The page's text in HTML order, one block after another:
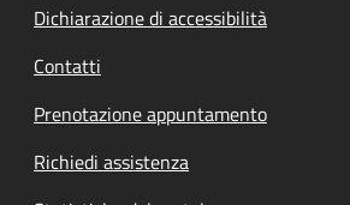
Dichiarazione di accessibilità
Contatti
Prenotazione appuntamento
Richiedi assistenza